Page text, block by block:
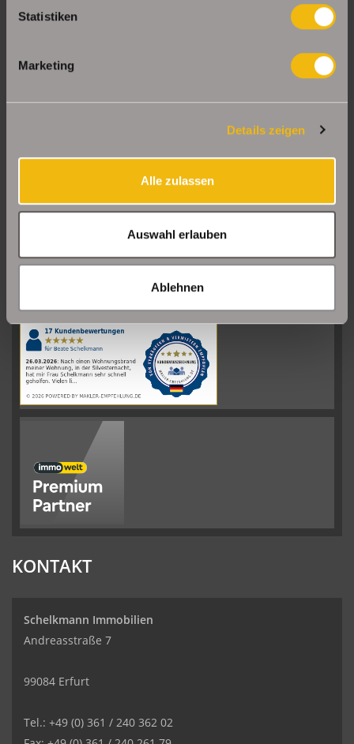
Statistiken
Marketing
Details zeigen
Alle zulassen
Auswahl erlauben
Ablehnen
08/2026
|110Schelkmann
ImmobilienBewertungen
auf
werkenntdenBESTEN.de
KONTAKT
Schelkmann Immobilien
Andreasstraße 7
99084 Erfurt
Tel.: +49 (0) 361 / 240 362 02